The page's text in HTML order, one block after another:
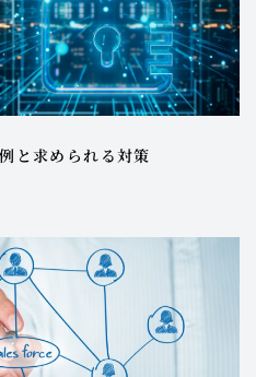
と求められる対策​